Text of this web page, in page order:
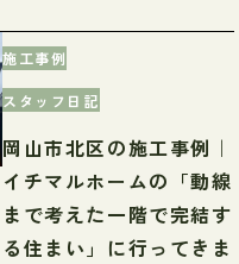
施工事例
スタッフ日記
岡山市北区の施工事例｜
イチマルホームの「動線
まで考えた一階で完結す
る住まい」に行ってきま